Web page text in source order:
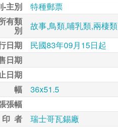
-主別
特種郵票
有類
別
故事,鳥類,哺乳類,兩棲類
日期
民國83年09月15日起
日期
日期
幅
36x51.5
張幅
者
瑞士哥瓦錫廠